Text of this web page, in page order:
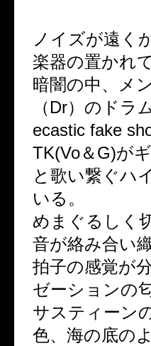
ノイズが遠く
楽器の置かれ
暗闇の中、メ
（Dr）のドラ
ecastic fake
TK(Vo＆G)が
と歌い繋ぐハ
いる。
めまぐるしく
音が絡み合い
拍子の感覚が
ゼーションの
サスティーン
色、海の底の